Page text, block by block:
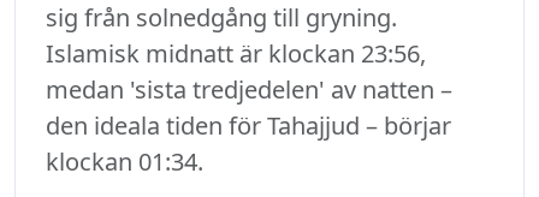
sig från solnedgång till gryning.
Islamisk midnatt är klockan 23:56,
medan 'sista tredjedelen' av natten –
den ideala tiden för Tahajjud – börjar
klockan 01:34.